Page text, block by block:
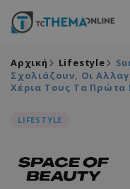
Αρχική Lifestyle
Σχολιάζουν, Οι
Χέρια Τους Τα Πρώτα
LIFESTYLE